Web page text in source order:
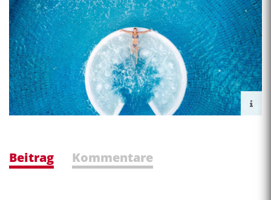
Beitrag Kommentare